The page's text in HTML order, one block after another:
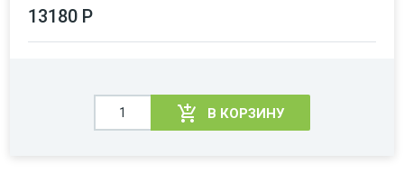
13180 Р
В КОРЗИНУ